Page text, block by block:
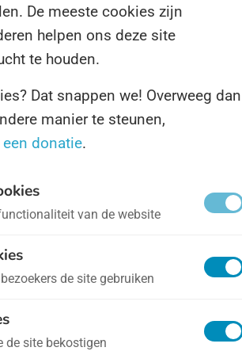
een Dag krijgen, waarom dan
ter wereld?
geroepen door de Stichting
bestaat voor en door
stichting gaat op de Dag onder
of dierenambulances of
worden geholpen om gebak
over de Dag te vinden op
genoeg. U kunt zelf natuurlijk ook
De meeste cookies zijn
helpen ons deze site
te houden.
Dat snappen we! Overweeg dan
manier te steunen,
donatie.
van de website
de site gebruiken
de site bekostigen